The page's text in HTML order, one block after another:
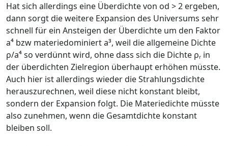
Hat sich allerdings eine Überdichte von od > 2 ergeben,
dann sorgt die weitere Expansion des Universums sehr
schnell für ein Ansteigen der Überdichte um den Faktor
a⁴ bzw materiedominiert a³, weil die allgemeine Dichte
ρ/a⁴ so verdünnt wird, ohne dass sich die Dichte ρᵣ in
der überdichten Zielregion überhaupt erhöhen müsste.
Auch hier ist allerdings wieder die Strahlungsdichte
herauszurechnen, weil diese nicht konstant bleibt,
sondern der Expansion folgt. Die Materiedichte müsste
also zunehmen, wenn die Gesamtdichte konstant
bleiben soll.